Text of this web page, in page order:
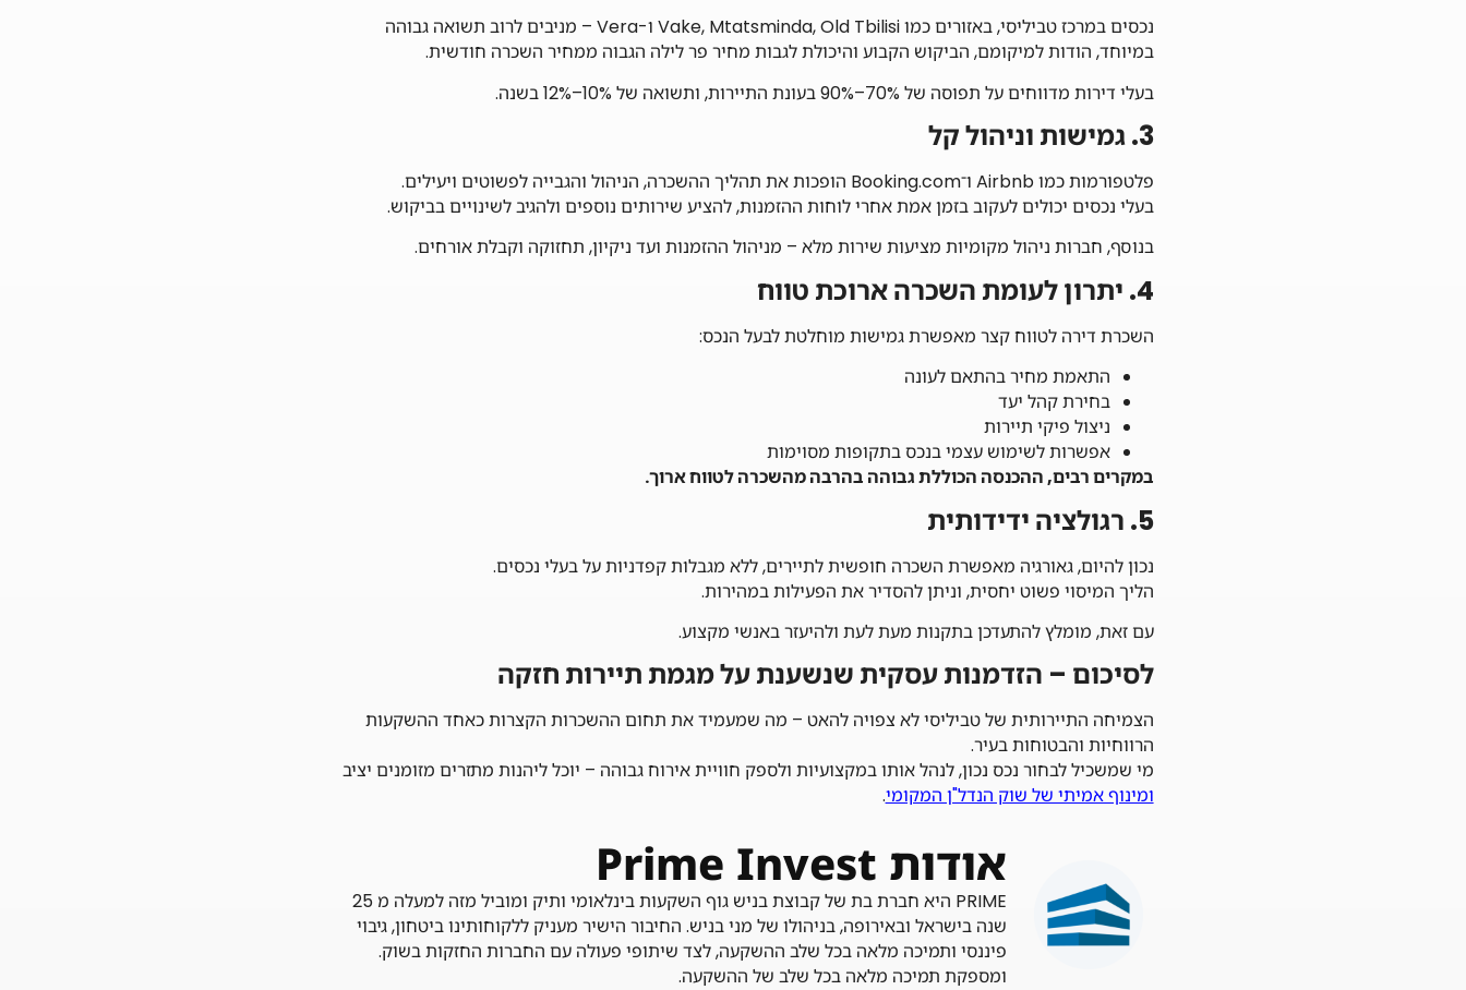
נכסים במרכז טביליסי, באזורים כמו Vake, Mtatsminda, Old Tbilisi ו-Vera – מניבים לרוב תשואה גבוהה
במיוחד, הודות למיקומם, הביקוש הקבוע והיכולת לגבות מחיר פר לילה הגבוה ממחיר השכרה חודשית.
בעלי דירות מדווחים על תפוסה של 70%–90% בעונת התיירות, ותשואה של 10%–12% בשנה.
3. גמישות וניהול קל
פלטפורמות כמו Airbnb ו־Booking.com הופכות את תהליך ההשכרה, הניהול והגבייה לפשוטים ויעילים.
בעלי נכסים יכולים לעקוב בזמן אמת אחרי לוחות ההזמנות, להציע שירותים נוספים ולהגיב לשינויים בביקוש.
בנוסף, חברות ניהול מקומיות מציעות שירות מלא – מניהול ההזמנות ועד ניקיון, תחזוקה וקבלת אורחים.
4. יתרון לעומת השכרה ארוכת טווח
השכרת דירה לטווח קצר מאפשרת גמישות מוחלטת לבעל הנכס:
התאמת מחיר בהתאם לעונה
בחירת קהל יעד
ניצול פיקי תיירות
אפשרות לשימוש עצמי בנכס בתקופות מסוימות
במקרים רבים, ההכנסה הכוללת גבוהה בהרבה מהשכרה לטווח ארוך.
5. רגולציה ידידותית
נכון להיום, גאורגיה מאפשרת השכרה חופשית לתיירים, ללא מגבלות קפדניות על בעלי נכסים.
הליך המיסוי פשוט יחסית, וניתן להסדיר את הפעילות במהירות.
עם זאת, מומלץ להתעדכן בתקנות מעת לעת ולהיעזר באנשי מקצוע.
לסיכום – הזדמנות עסקית שנשענת על מגמת תיירות חזקה
הצמיחה התיירותית של טביליסי לא צפויה להאט – מה שמעמיד את תחום ההשכרות הקצרות כאחד ההשקעות
הרווחיות והבטוחות בעיר.
מי שמשכיל לבחור נכס נכון, לנהל אותו במקצועיות ולספק חוויית אירוח גבוהה – יוכל ליהנות מתזרים מזומנים יציב
ומינוף אמיתי של שוק הנדל"ן המקומי.
אודות Prime Invest
PRIME היא חברת בת של קבוצת בניש גוף השקעות בינלאומי ותיק ומוביל מזה למעלה מ 25
שנה בישראל ובאירופה, בניהולו של מני בניש. החיבור הישיר מעניק ללקוחותינו ביטחון, גיבוי
פיננסי ותמיכה מלאה בכל שלב ההשקעה, לצד שיתופי פעולה עם החברות החזקות בשוק.
ומספקת תמיכה מלאה בכל שלב של ההשקעה.